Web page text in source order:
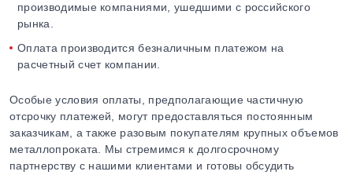
производимые компаниями, ушедшими с российского
рынка.
Оплата производится безналичным платежом на
расчетный счет компании.
Особые условия оплаты, предполагающие частичную
отсрочку платежей, могут предоставляться постоянным
заказчикам, а также разовым покупателям крупных объемов
металлопроката. Мы стремимся к долгосрочному
партнерству с нашими клиентами и готовы обсудить